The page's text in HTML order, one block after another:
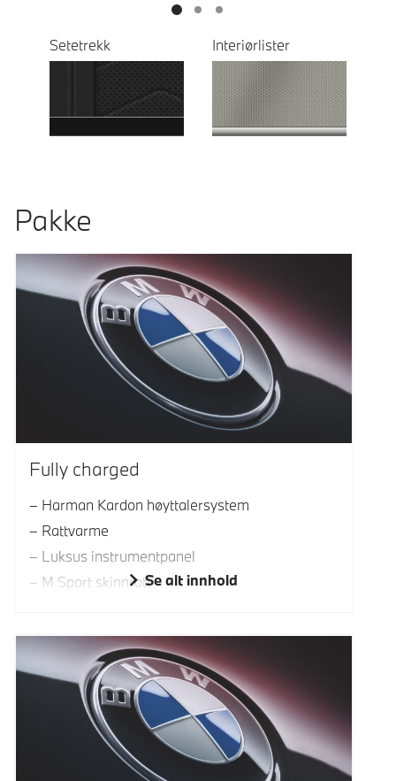
Setetrekk Interiørlister
Pakke
Fully charged
Harman Kardon høyttalersystem
Rattvarme
Luksus instrumentpanel
M Sport skinnrattSe alt innhold